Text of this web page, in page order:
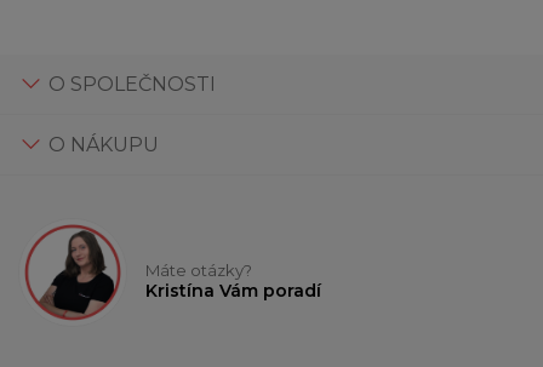
O SPOLEČNOSTI
O NÁKUPU
Máte otázky?
Kristína Vám poradí